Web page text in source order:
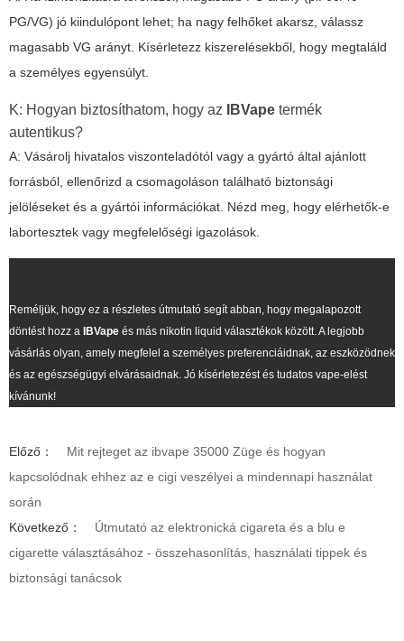
PG/VG) jó kiindulópont lehet; ha nagy felhőket akarsz, válassz
magasabb VG arányt. Kísérletezz kiszerelésekből, hogy megtaláld
a személyes egyensúlyt.
K: Hogyan biztosíthatom, hogy az IBVape termék
autentikus?
A: Vásárolj hivatalos viszonteladótól vagy a gyártó által ajánlott
forrásból, ellenőrizd a csomagoláson található biztonsági
jelöléseket és a gyártói információkat. Nézd meg, hogy elérhetők-e
labortesztek vagy megfelelőségi igazolások.
Reméljük, hogy ez a részletes útmutató segít abban, hogy megalapozott
döntést hozz a IBVape és más nikotin liquid választékok között. A legjobb
vásárlás olyan, amely megfelel a személyes preferenciáidnak, az eszközödnek
és az egészségügyi elvárásaidnak. Jó kísérletezést és tudatos vape-elést
kívánunk!
Előző：
Mit rejteget az ibvape 35000 Züge és hogyan
kapcsolódnak ehhez az e cigi veszélyei a mindennapi használat
során
Következő：
Útmutató az elektronická cigareta és a blu e
cigarette választásához - összehasonlítás, használati tippek és
biztonsági tanácsok